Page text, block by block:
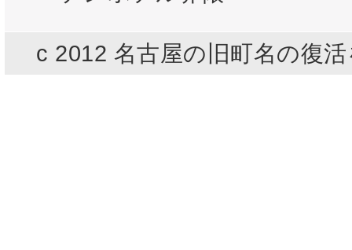
c 2012 名古屋の旧町名の復